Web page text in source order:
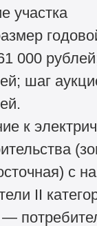
участка
000
шаг
к
с
II
—